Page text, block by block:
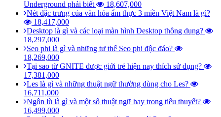
Underground phải biết
18,607,000
Nét đặc trưng của văn hóa ẩm thực 3 miền Việt Nam là gì?
18,417,000
Desktop là gì và các loại màn hình Desktop thông dụng?
18,297,000
Seo phi là gì và những tư thế Seo phi độc đáo?
18,269,000
Tại sao từ GNITE được giới trẻ hiện nay thích sử dụng?
17,381,000
Les là gì và những thuật ngữ thường dùng cho Les?
16,711,000
Ngôn lù là gì và một số thuật ngữ hay trong tiểu thuyết?
16,499,000